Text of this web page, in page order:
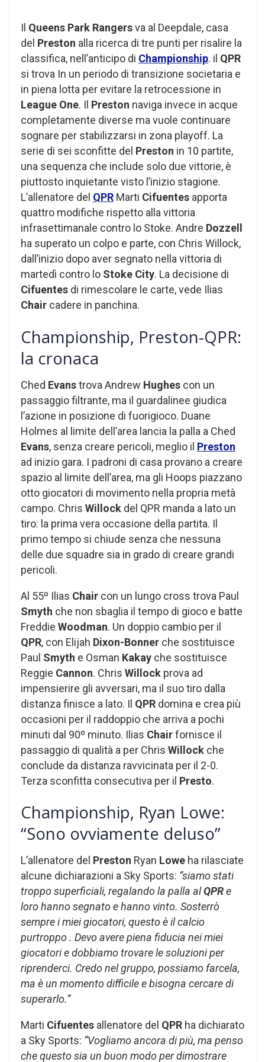
Il Queens Park Rangersva al Deepdale, casa
del Preston alla ricerca di tre punti per risalire la
classifica, nell’anticipo di Championship. il QPR
si trova In un periodo di transizione societaria e
in piena lotta per evitare la retrocessione in
League One. Il Preston naviga invece in acque
completamente diverse ma vuole continuare
sognare per stabilizzarsi in zona playoff. La
serie di sei sconfitte del Preston in 10 partite,
una sequenza che include solo due vittorie, è
piuttosto inquietante visto l’inizio stagione.
L’allenatore del QPR Marti Cifuentes apporta
quattro modifiche rispetto alla vittoria
infrasettimanale contro lo Stoke. Andre Dozzell
ha superato un colpo e parte, con Chris Willock,
dall’inizio dopo aver segnato nella vittoria di
martedì contro lo Stoke City. La decisione di
Cifuentes di rimescolare le carte, vede Ilias
Chair cadere in panchina.
Championship, Preston-QPR:
la cronaca
Ched Evanstrova Andrew Hughes con un
passaggio filtrante, ma il guardalinee giudica
l’azione in posizione di fuorigioco. Duane
Holmes al limite dell’area lancia la palla a Ched
Evans, senza creare pericoli, meglio il Preston
ad inizio gara. I padroni di casa provano a creare
spazio al limite dell’area, ma gli Hoops piazzano
otto giocatori di movimento nella propria metà
campo. Chris Willock del QPR manda a lato un
tiro: la prima vera occasione della partita. Il
primo tempo si chiude senza che nessuna
delle due squadre sia in grado di creare grandi
pericoli.
Al 55º Ilias Chair con un lungo cross trova Paul
Smyth che non sbaglia il tempo di gioco e batte
Freddie Woodman. Un doppio cambio per il
QPR, con Elijah Dixon-Bonner che sostituisce
Paul Smyth e Osman Kakay che sostituisce
Reggie Cannon. Chris Willock prova ad
impensierire gli avversari, ma il suo tiro dalla
distanza finisce a lato. Il QPR domina e crea più
occasioni per il raddoppio che arriva a pochi
minuti dal 90º minuto. Ilias Chairfornisce il
passaggio di qualità a per Chris Willock che
conclude da distanza ravvicinata per il 2-0.
Terza sconfitta consecutiva per il Presto.
Championship, Ryan Lowe:
“Sono ovviamente deluso”
L’allenatore del Preston Ryan Lowe ha rilasciate
alcune dichiarazioni a Sky Sports: “siamo stati
troppo superficiali, regalando la palla alQPRe
loro hanno segnato e hanno vinto. Sosterrò
sempre i miei giocatori, questo è il calcio
purtroppo . Devo avere piena fiducia nei miei
giocatori e dobbiamo trovare le soluzioni per
riprenderci. Credo nel gruppo, possiamo farcela,
ma è un momento difficile e bisogna cercare di
superarlo.”
Marti Cifuentes allenatore del QPR ha dichiarato
a Sky Sports: “Vogliamo ancora di più, ma penso
che questo sia un buon modo per dimostrare